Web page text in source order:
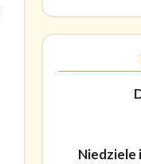
Niedziele